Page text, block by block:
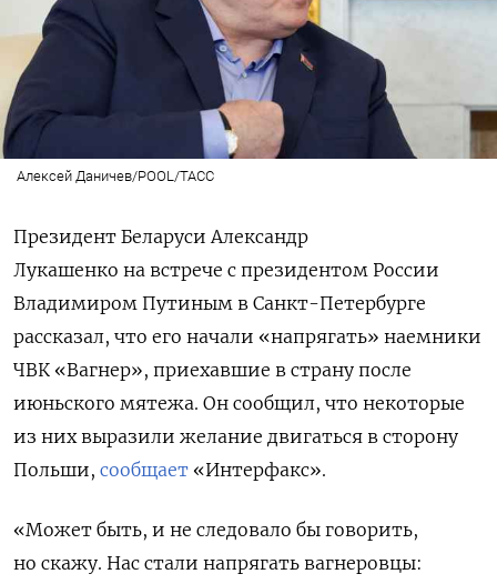
Алексей Даничев/POOL/ТАСС
Президент Беларуси Александр
Лукашенко на встрече с президентом России
Владимиром Путиным в Санкт-Петербурге
рассказал, что его начали «напрягать» наемники
ЧВК «Вагнер», приехавшие в страну после
июньского мятежа. Он сообщил, что некоторые
из них выразили желание двигаться в сторону
Польши, сообщает «Интерфакс».
«Может быть, и не следовало бы говорить,
но скажу. Нас стали напрягать вагнеровцы: